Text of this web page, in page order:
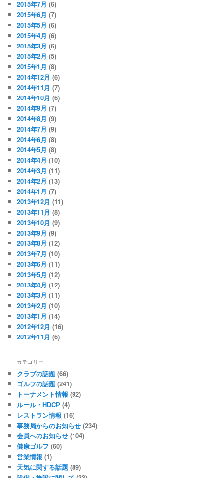
2015年7月 (6)
2015年6月 (7)
2015年5月 (6)
2015年4月 (6)
2015年3月 (6)
2015年2月 (5)
2015年1月 (8)
2014年12月 (6)
2014年11月 (7)
2014年10月 (6)
2014年9月 (7)
2014年8月 (9)
2014年7月 (9)
2014年6月 (8)
2014年5月 (8)
2014年4月 (10)
2014年3月 (11)
2014年2月 (13)
2014年1月 (7)
2013年12月 (11)
2013年11月 (8)
2013年10月 (9)
2013年9月 (9)
2013年8月 (12)
2013年7月 (10)
2013年6月 (11)
2013年5月 (12)
2013年4月 (12)
2013年3月 (11)
2013年2月 (10)
2013年1月 (14)
2012年12月 (16)
2012年11月 (6)
カテゴリー
クラブの話題 (66)
ゴルフの話題 (241)
トーナメント情報 (92)
ルール・HDCP (4)
レストラン情報 (16)
事務局からのお知らせ (234)
会員へのお知らせ (104)
健康ゴルフ (60)
営業情報 (1)
天気に関する話題 (89)